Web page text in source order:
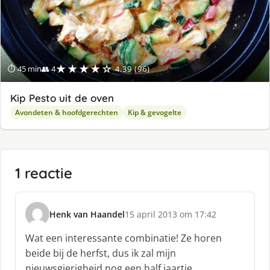
⏱ 45 min👥 4★★★★☆ 4.39 (96)
Kip Pesto uit de oven
Avondeten & hoofdgerechten Kip & gevogelte
1 reactie
Henk van Haandel
s
c
h
r
15 april 2013 om 17:42
Wat een interessante combinatie! Ze horen
beide bij de herfst, dus ik zal mijn